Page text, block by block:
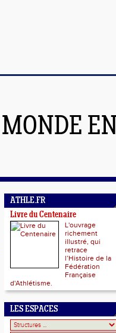
EN
ATHLE.FR
Livre du Centenaire
L'ouvrage
richement
illustré, qui
retrace
l’Histoire de la
Fédération
Française
d'Athlétisme.
LES ESPACES